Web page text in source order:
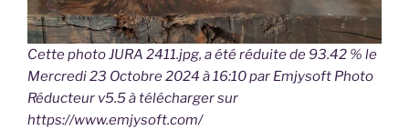
Cette photo JURA 2411.jpg, a été réduite de 93.42 % le
Mercredi 23 Octobre 2024 à 16:10 par Emjysoft Photo
Réducteur v5.5 à télécharger sur
https://www.emjysoft.com/